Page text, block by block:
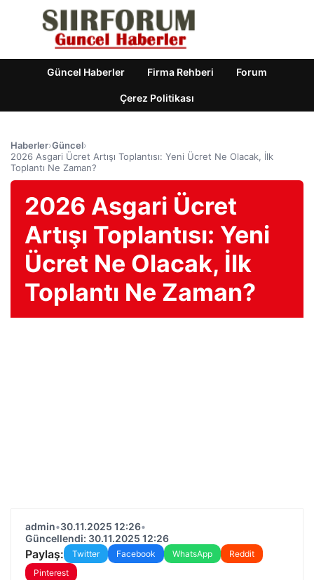
Güncel Haberler Firma Rehberi Forum
Çerez Politikası
Haberler›Güncel›
2026 Asgari Ücret Artışı Toplantısı: Yeni Ücret Ne Olacak, İlk
Toplantı Ne Zaman?
2026 Asgari Ücret
Artışı Toplantısı: Yeni
Ücret Ne Olacak, İlk
Toplantı Ne Zaman?
admin•30.11.2025 12:26•
Güncellendi: 30.11.2025 12:26
Paylaş: Twitter Facebook WhatsApp
Reddit
Pinterest